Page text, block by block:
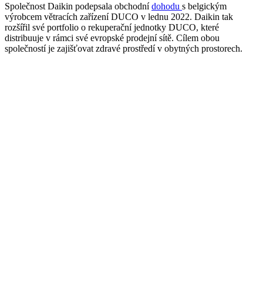
Společnost Daikin podepsala obchodnídohodu s belgickým
výrobcem větracích zařízení DUCO v lednu 2022. Daikin tak
rozšířil své portfolio o rekuperační jednotky DUCO, které
distribuuje v rámci své evropské prodejní sítě. Cílem obou
společností je zajišťovat zdravé prostředí v obytných prostorech.